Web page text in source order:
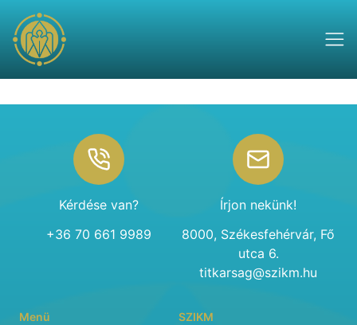
Kérdése van?
+36 70 661 9989
Írjon nekünk!
8000, Székesfehérvár, Fő
utca 6.
titkarsag@szikm.hu
Menü SZIKM